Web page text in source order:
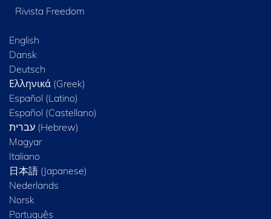
Rivista Freedom
English
Dansk
Deutsch
Ελληνικά (Greek)
Español (Latino)
Español (Castellano)
Magyar
Italiano
日本語 (Japanese)
Nederlands
Norsk
Português